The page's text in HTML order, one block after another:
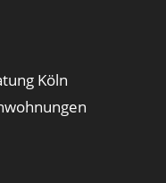
Köln